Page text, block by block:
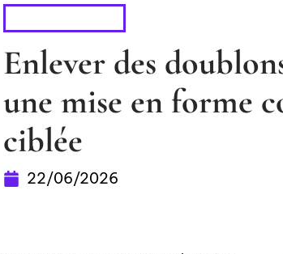
Enlever des
une mise en forme
ciblée
22/06/2026